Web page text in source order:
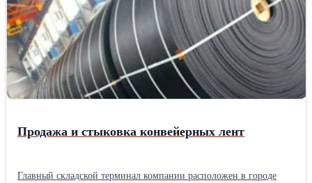
габаритные размеры: длина 16058 мм, диаметр Ø89 мм; - масса
22,2 кг; - рабочий диапазон пропускной способности до 200 м3/
сут.
Продажа и стыковка конвейерных лент
Главный складской терминал компании расположен в городе